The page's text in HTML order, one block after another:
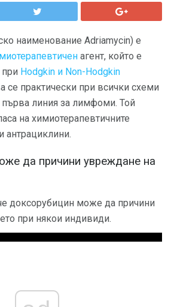
наименование Adriamycin) е
агент, който е
Hodgkin и Non-Hodgkin
се практически при всички схеми
първа линия за лимфоми. Той
на химиотерапевтичните
антрациклини.
да причини увреждане на
доксорубицин може да причини
при някои индивиди.